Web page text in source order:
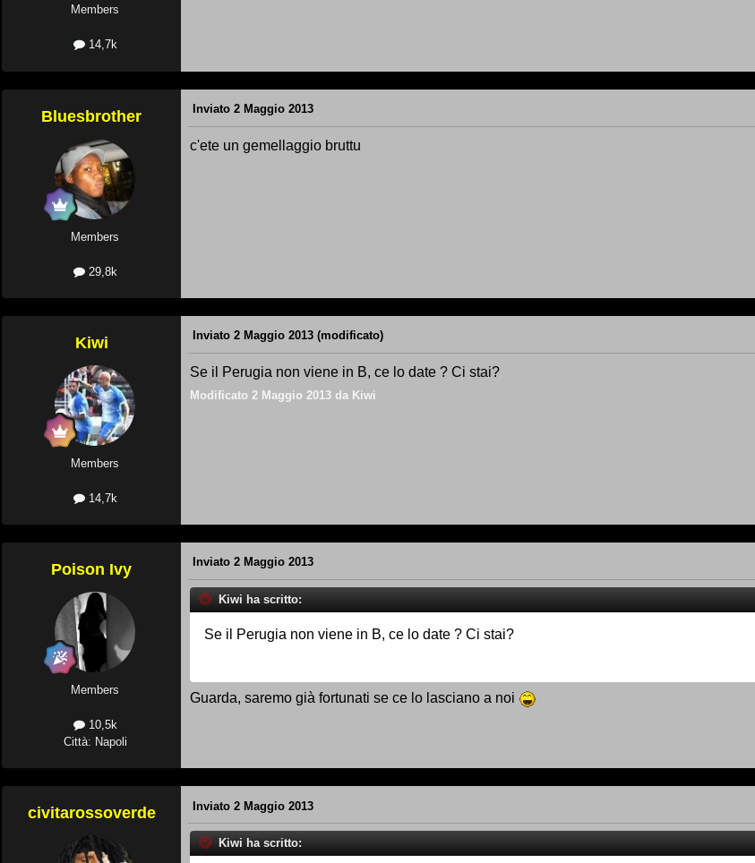
Members
14,7k
Bluesbrother
Members
29,8k
Inviato 2 Maggio 2013
c'ete un gemellaggio bruttu
Kiwi
Members
14,7k
Inviato 2 Maggio 2013 (modificato)
Se il Perugia non viene in B, ce lo date ? Ci stai?
Modificato 2 Maggio 2013 da Kiwi
Poison Ivy
Members
10,5k
Città: Napoli
Inviato 2 Maggio 2013
Kiwi ha scritto:
Se il Perugia non viene in B, ce lo date ? Ci stai?
Guarda, saremo già fortunati se ce lo lasciano a noi
civitarossoverde Inviato 2 Maggio 2013
Kiwi ha scritto: